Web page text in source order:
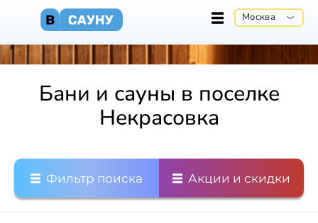
Москва
Бани и сауны в поселке
Некрасовка
Фильтр поиска Акции и скидки